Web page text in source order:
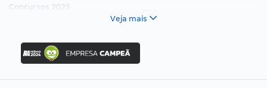
Concursos 2025
Concurso Nacional Unificado
Concurso Ibama
Concurso MPU
Editais publicados
Veja mais